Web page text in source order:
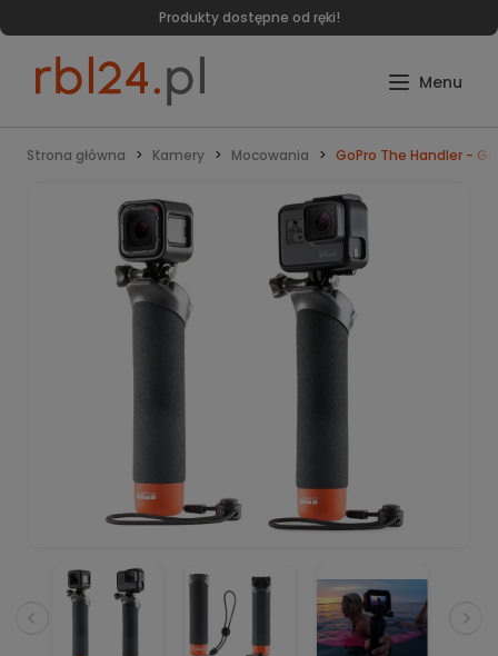
Produkty dostępne od ręki!
Strona główna Kamery Mocowania GoPro The Handler -